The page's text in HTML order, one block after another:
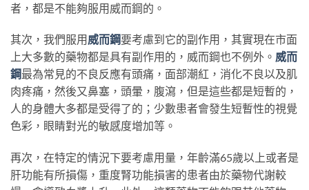
者，都是不能夠服用威而鋼的。
其次，我們服用 威而鋼要考慮到它的副作用，其實現在市面
上大多數的藥物都是具有副作用的，威而鋼也不例外。 威而
鋼最為常見的不良反應有頭痛，面部潮紅，消化不良以及肌
肉疼痛，然後又鼻塞，頭暈，腹瀉，但是這些都是短暫的，
人的身體大多都是受得了的；少數患者會發生短暫性的視覺
色彩，眼睛對光的敏感度增加等。
再次，在特定的情況下要考慮用量，年齡滿65歲以上或者是
肝功能有所損傷，重度腎功能損害的患者由於藥物代謝較